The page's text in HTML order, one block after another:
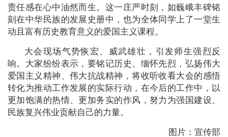
责任感在心中油然而生。这一庄严时刻，如巍峨丰碑铭
刻在中华民族的发展史册中，也为全体同学上了一堂生
动且富有历史教育意义的爱国主义课程。
大会现场气势恢宏、威武雄壮，引发师生强烈反
响。大家纷纷表示，要铭记历史、缅怀先烈，弘扬伟大
爱国主义精神、伟大抗战精神，将收听收看大会的感悟
转化为推动工作发展的实际行动，在今后的工作中，以
更加饱满的热情、更加务实的作风，努力为强国建设、
民族复兴伟业贡献自己的力量。
图片：宣传部